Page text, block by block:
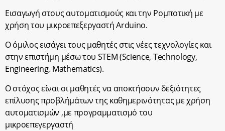
Εισαγωγή στους αυτοματισμούς και την Ρομποτική με
χρήση του μικροεπεξεργαστή Arduino.
Ο όμιλος εισάγει τους μαθητές στις νέες τεχνολογίες και
στην επιστήμη μέσω του STEM (Science, Technology,
Engineering, Mathematics).
Ο στόχος είναι οι μαθητές να αποκτήσουν δεξιότητες
επίλυσης προβλήμάτων της καθημερινότητας με χρήση
αυτοματισμών ,με προγραμματισμό του
μικροεπεγεργαστή